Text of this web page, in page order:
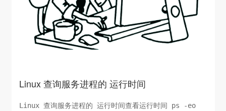
Linux 查询服务进程的 运行时间
Linux 查询服务进程的 运行时间查看运行时间 ps -eo